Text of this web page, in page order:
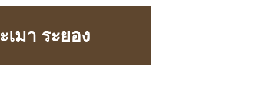
มา ระยอง